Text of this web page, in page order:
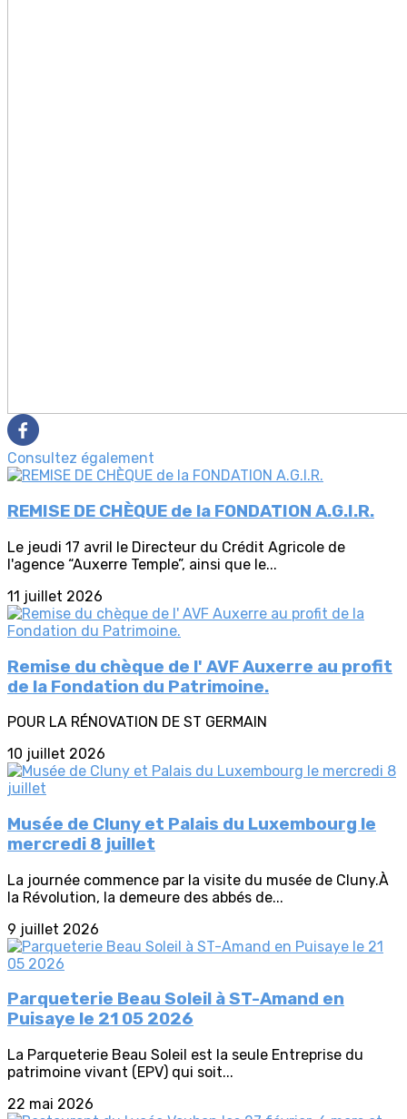
Consultez également
REMISE DE CHÈQUE de la FONDATION A.G.I.R.
Le jeudi 17 avril le Directeur du Crédit Agricole de
l'agence “Auxerre Temple”, ainsi que le...
11 juillet 2026
Remise du chèque de l' AVF Auxerre au profit
de la Fondation du Patrimoine.
POUR LA RÉNOVATION DE ST GERMAIN
10 juillet 2026
Musée de Cluny et Palais du Luxembourg le
mercredi 8 juillet
La journée commence par la visite du musée de Cluny.À
la Révolution, la demeure des abbés de...
9 juillet 2026
Parqueterie Beau Soleil à ST-Amand en
Puisaye le 21 05 2026
La Parqueterie Beau Soleil est la seule Entreprise du
patrimoine vivant (EPV) qui soit...
22 mai 2026